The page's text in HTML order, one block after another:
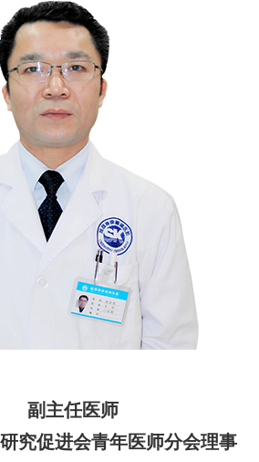
副主任医师
究促进会青年医师分会理事